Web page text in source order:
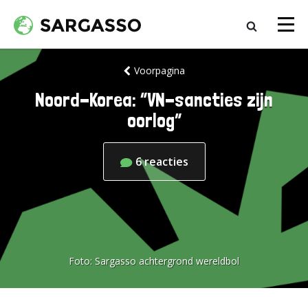
Voorpagina
Noord-Korea: “VN-sancties zijn
oorlog”
6reacties
Foto: Sargasso achtergrond wereldbol